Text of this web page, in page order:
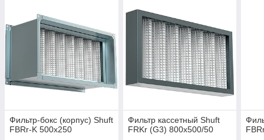
Фильтр-бокс (корпус) Shuft
FBRr-K 500x250
Фильтр кассетный Shuft
FRKr (G3) 800x500/50